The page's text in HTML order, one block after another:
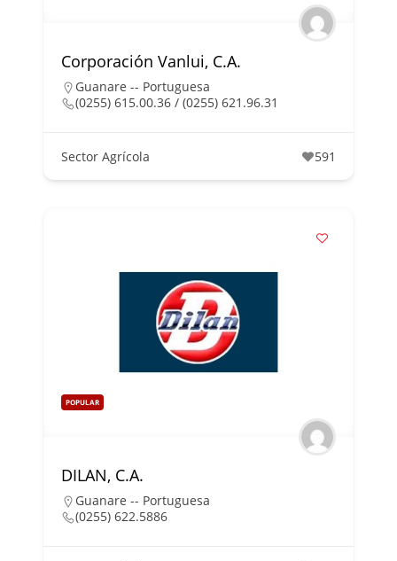
Corporación Vanlui, C.A.
Guanare -- Portuguesa
(0255) 615.00.36 / (0255) 621.96.31
Sector Agrícola 591
POPULAR
DILAN, C.A.
Guanare -- Portuguesa
(0255) 622.5886